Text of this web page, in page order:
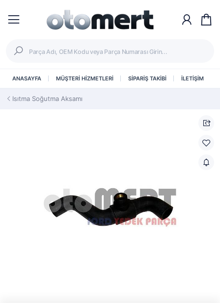
ANASAYFA MÜŞTERİ HİZMETLERİ SİPARİŞ TAKİBİ İLETİŞİM
Isıtma Soğutma Aksamı